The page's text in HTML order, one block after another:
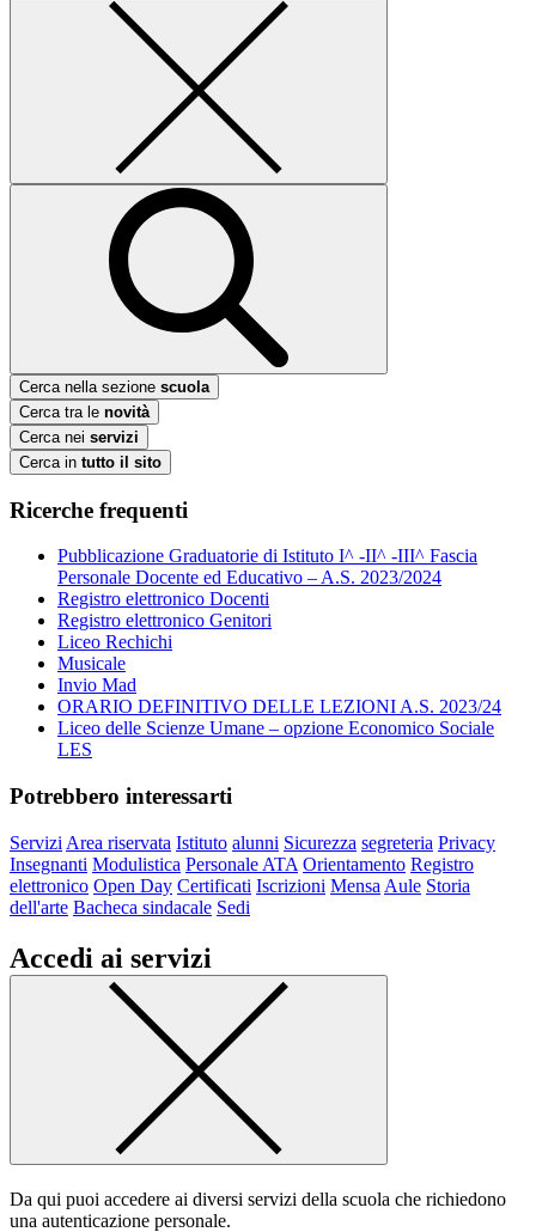
Cerca nella sezione scuola
Cerca tra le novità
Cerca nei servizi
Cerca in tutto il sito
Ricerche frequenti
Pubblicazione Graduatorie di Istituto I^ -II^ -III^ Fascia
Personale Docente ed Educativo – A.S. 2023/2024
Registro elettronico Docenti
Registro elettronico Genitori
Liceo Rechichi
Musicale
Invio Mad
ORARIO DEFINITIVO DELLE LEZIONI A.S. 2023/24
Liceo delle Scienze Umane – opzione Economico Sociale
LES
Potrebbero interessarti
Servizi Area riservata Istituto alunni Sicurezza segreteria Privacy
Insegnanti Modulistica Personale ATA Orientamento Registro
elettronico Open Day Certificati Iscrizioni Mensa Aule Storia
dell'arte Bacheca sindacale Sedi
Accedi ai servizi
Da qui puoi accedere ai diversi servizi della scuola che richiedono
una autenticazione personale.